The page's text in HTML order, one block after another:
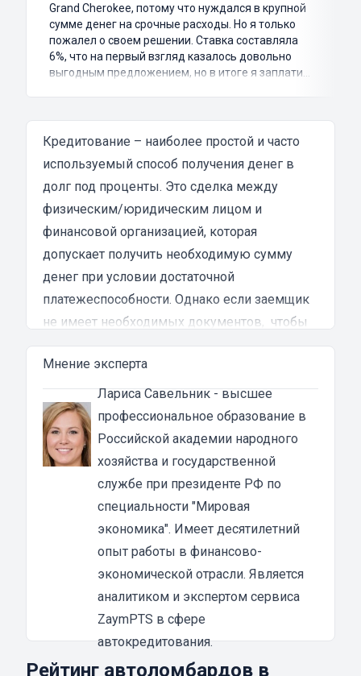
Grand Cherokee, потому что нуждался в крупной
сумме денег на срочные расходы. Но я только
пожалел о своем решении. Ставка составляла
6%, что на первый взгляд казалось довольно
выгодным предложением, но в итоге я заплатил
затянутым и занял много времени и усилий.
Никакого профессионализма и
Разочарование и раздражение - это все, что я
испытал в результате этого кредита...
Кредитование – наиболее простой и часто
используемый способ получения денег в
долг под проценты. Это сделка между
физическим/юридическим лицом и
финансовой организацией, которая
допускает получить необходимую сумму
денег при условии достаточной
платежеспособности. Однако если заемщик
не имеет необходимых документов, чтобы
подтвердить свою надежность, можно взять
кредит наличными, либо на карту под залог
автомобиля. Этот способ финансирования
имеет ряд особенностей и преимуществ,
которые нужно учитывать перед
оформлением договора.
Денежные займы под залог транспортного
средства в Губкине
Все кредиты делятся по разным критериям,
включая специфику оформления, сроки
погашения и общую сумму. Если говорить о
займе под ТС, то такой вид кредитования
чаще всего оформляется на достаточно
солидную сумму и на длительное время. Это
альтернатива общепринятым кредитам,
Мнение эксперта
Лариса Савельник- высшее
профессиональное образование в
Российской академии народного
хозяйства и государственной
службе при президенте РФ по
специальности "Мировая
экономика". Имеет десятилетний
опыт работы в финансово-
экономической отрасли. Является
аналитиком и экспертом сервиса
ZaymPTS в сфере
автокредитования.
Рейтинг автоломбардов в